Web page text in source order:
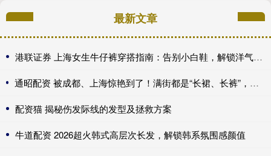
最新文章
港联证券 上海女生牛仔裤穿搭指南：告别小白鞋，解锁洋气高级感
通昭配资 被成都、上海惊艳到了！满街都是“长裙、长裤”，却个个洋气高级
配资猫 揭秘伤发际线的发型及拯救方案
牛道配资 2026超火韩式高层次长发，解锁韩系氛围感颜值